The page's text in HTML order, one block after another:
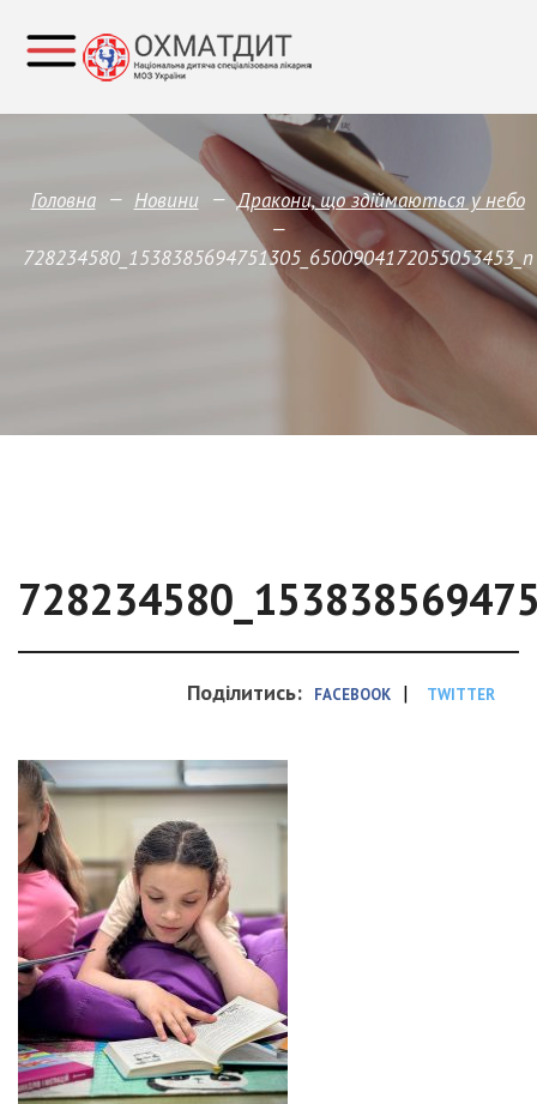
Головна — Новини — Дракони, що здіймаються у небо
—
728234580_1538385694751305_6500904172055053453_n
Поділитись: FACEBOOK | TWITTER